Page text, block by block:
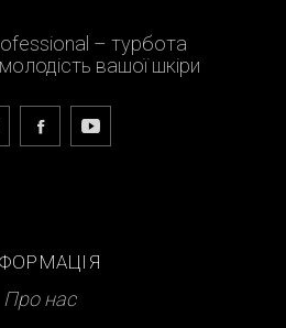
– турбота
вашої шкіри
Про нас